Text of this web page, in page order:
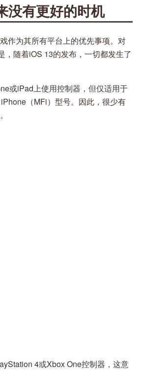
没有更好的时机
作为其所有平台上的优先事项。对
，随着iOS 13的发布，一切都发生了
或iPad上使用控制器，但仅适用于
（MFi）型号。因此，很少有
4或Xbox One控制器，这意